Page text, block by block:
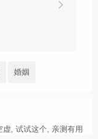
婚姻
, 试试这个, 亲测有用